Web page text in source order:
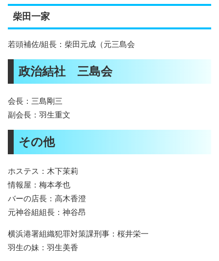
柴田一家
若頭補佐/組長：柴田元成（元三島会
政治結社 三島会
会長：三島剛三
副会長：羽生重文
その他
ホステス：木下茉莉
情報屋：梅本孝也
バーの店長：高木香澄
元神谷組組長：神谷昂
横浜港署組織犯罪対策課刑事：桜井栄一
羽生の妹：羽生美香